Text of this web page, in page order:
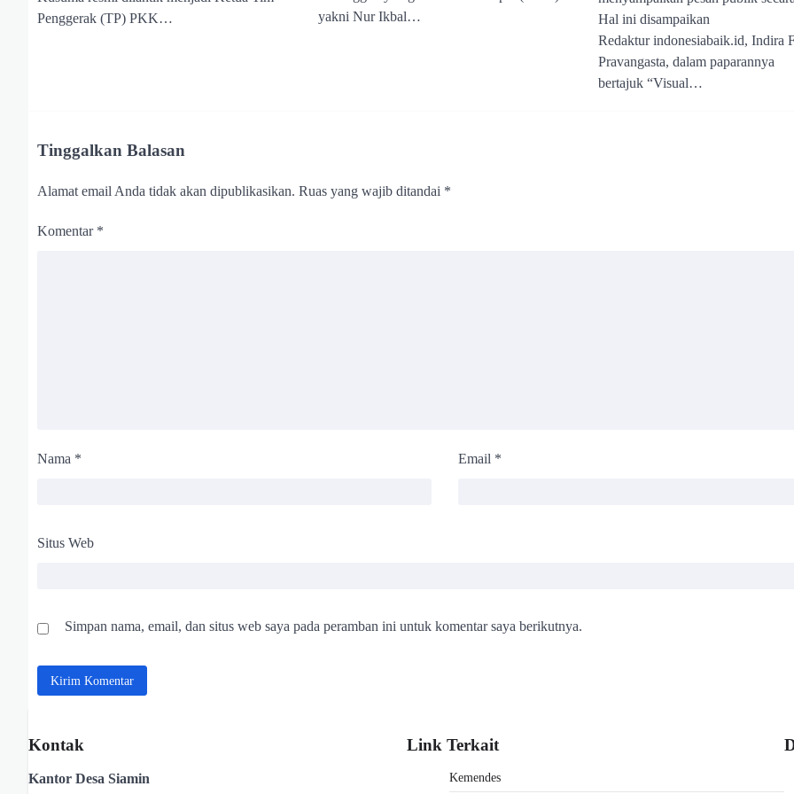
Penggerak (TP) PKK…
yakni Nur Ikbal…
Hal ini disampaikan
Redaktur indonesiabaik.id, Indira
Pravangasta, dalam paparannya
bertajuk “Visual…
Tinggalkan Balasan
Alamat email Anda tidak akan dipublikasikan. Ruas yang wajib ditandai *
Komentar *
Nama * Email *
Situs Web
Simpan nama, email, dan situs web saya pada peramban ini untuk komentar saya berikutnya.
Kontak
Kantor Desa Siamin
Link Terkait
Kemendes